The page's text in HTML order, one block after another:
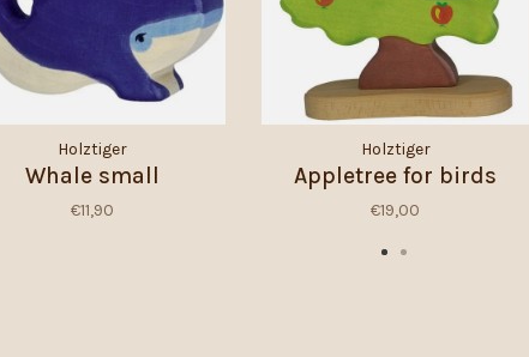
Holztiger
Whale small
€11,90
Holztiger
Appletree for birds
€19,00